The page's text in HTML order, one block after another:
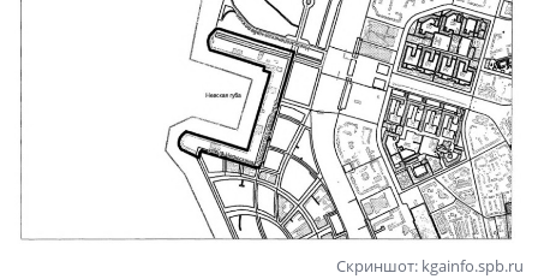
Скриншот: kgainfo.spb.ru